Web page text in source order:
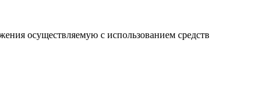
осуществляемую с использованием средств